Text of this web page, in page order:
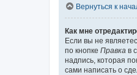
Вернуться к
Как мне
Если вы не
по кнопке Правка в
надпись, которая
сами написать о